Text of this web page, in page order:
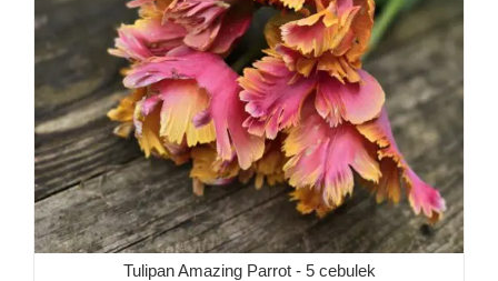
Tulipan Amazing Parrot - 5 cebulek